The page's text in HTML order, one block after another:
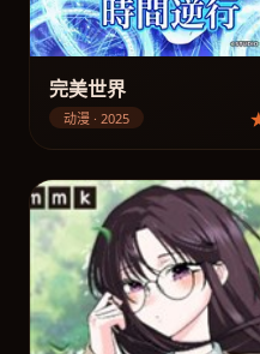
完美世界
动漫 · 2025